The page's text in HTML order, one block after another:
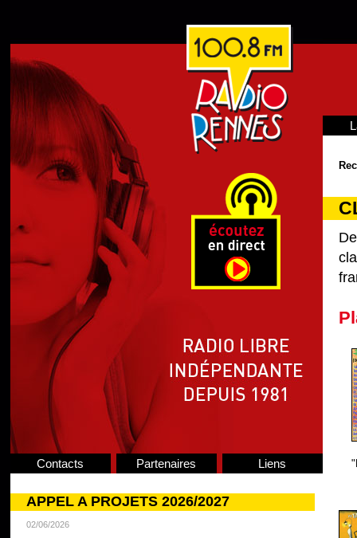
Contacts Partenaires Liens
APPEL A PROJETS 2026/2027
02/06/2026